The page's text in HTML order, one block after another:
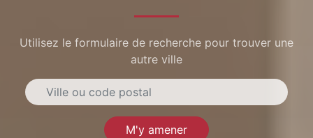
Utilisez le formulaire de recherche pour trouver une
autre ville
M'y amener